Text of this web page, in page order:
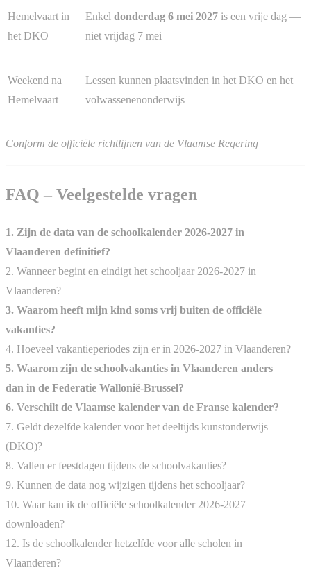
Hemelvaart in
het DKO
Enkel donderdag 6 mei 2027 is een vrije dag —
niet vrijdag 7 mei
Weekend na
Hemelvaart
Lessen kunnen plaatsvinden in het DKO en het
volwassenenonderwijs
Conform de officiële richtlijnen van de Vlaamse Regering
FAQ – Veelgestelde vragen
1. Zijn de data van de schoolkalender 2026-2027 in
Vlaanderen definitief?
2. Wanneer begint en eindigt het schooljaar 2026-2027 in
Vlaanderen?
3. Waarom heeft mijn kind soms vrij buiten de officiële
vakanties?
4. Hoeveel vakantieperiodes zijn er in 2026-2027 in Vlaanderen?
5. Waarom zijn de schoolvakanties in Vlaanderen anders
dan in de Federatie Wallonië-Brussel?
6. Verschilt de Vlaamse kalender van de Franse kalender?
7. Geldt dezelfde kalender voor het deeltijds kunstonderwijs
(DKO)?
8. Vallen er feestdagen tijdens de schoolvakanties?
9. Kunnen de data nog wijzigen tijdens het schooljaar?
10. Waar kan ik de officiële schoolkalender 2026-2027
downloaden?
12. Is de schoolkalender hetzelfde voor alle scholen in
Vlaanderen?